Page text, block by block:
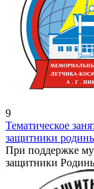
9
Тематическое
защитники
При поддержке
защитники